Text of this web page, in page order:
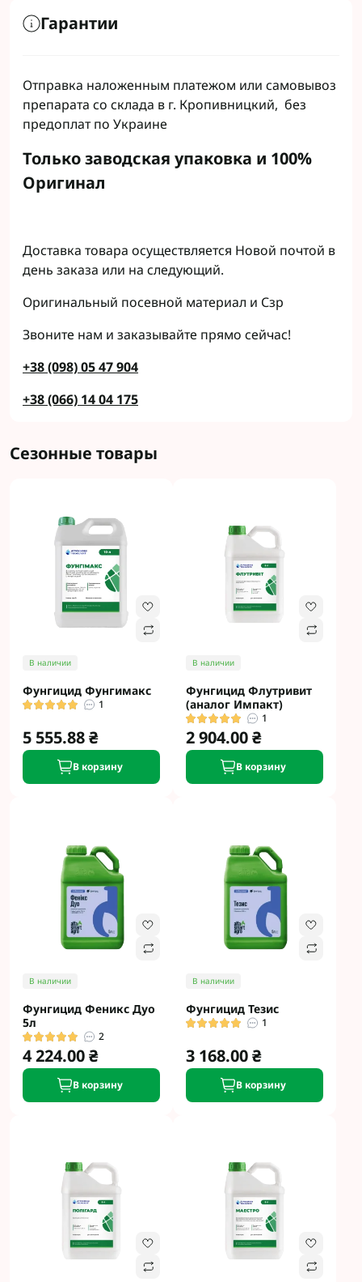
Гарантии
Отправка наложенным платежом или самовывоз
препарата со склада в г. Кропивницкий, без
предоплат по Украине
Только заводская упаковка и 100%
Оригинал
Доставка товара осуществляется Новой почтой в
день заказа или на следующий.
Оригинальный посевной материал и Сзр
Звоните нам и заказывайте прямо сейчас!
+38 (098) 05 47 904
+38 (066) 14 04 175
Сезонные товары
В наличии
Фунгицид Фунгимакс
1
5 555.88 ₴
В корзину
В наличии
Фунгицид Флутривит
(аналог Импакт)
1
2 904.00 ₴
В корзину
В наличии
Фунгицид Феникс Дуо
5л
2
4 224.00 ₴
В корзину
В наличии
Фунгицид Тезис
1
3 168.00 ₴
В корзину